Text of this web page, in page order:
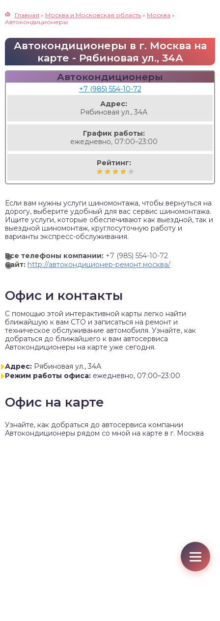
Главная » Москва и Московская область » Москва »
Автокондиционеры
Автокондиционеры в г. Москва на
карте - Рябиновая ул., 34А
Автокондиционеры
+7 (985) 554-10-72
Адрес:
Рябиновая ул., 34А
График работы:
ежедневно, 07:00–23:00
Рейтинг:
Если вам нужны услуги шиномонтажа, чтобы вернуться на
дорогу, выберите удобный для вас сервис шиномонтажа.
Ищите услуги, которые обеспечивают как выездной, так и
выездной шиномонтаж, круглосуточную работу и
варианты экспресс-обслуживания.
Все телефоны компании: +7 (985) 554-10-72
Сайт: http://автокондиционер-ремонт.москва/
Офис и контакты
C помощью этой интерактивной карты легко найти
ближайшую к вам СТО и записаться на ремонт и
техническое обслуживание автомобиля. Узнайте, как
добраться до ближайшего к вам автосервиса
Автокондиционеры на карте уже сегодня.
Адрес: Рябиновая ул., 34А
Режим работы офиса: ежедневно, 07:00–23:00
Офис на карте
Узнайте, как добраться до автосервиса компании
Автокондиционеры рядом со мной на карте в г. Москва